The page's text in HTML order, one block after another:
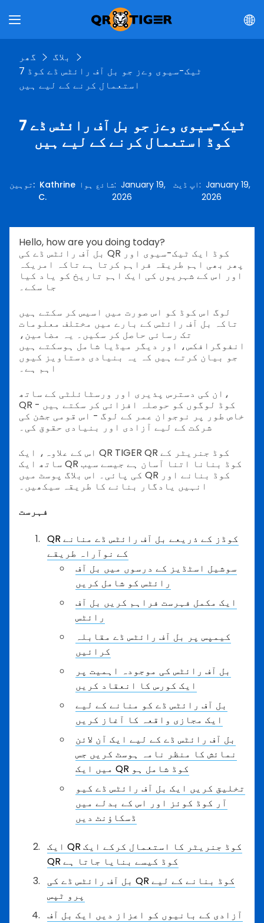
گھر
بلاگ
7 ٹیک-سیوی وےز جو بل آف رائٹس ڈے کوڈ
استعمال کرنے کے لیے ہیں
7 ٹیک-سیوی وےز جو بل آف رائٹس ڈے
کوڈ استعمال کرنے کے لیے ہیں
توہین: Kathrine
C.
شائع ہوا: January 19,
2026
اپ ڈیٹ: January 19,
2026
Hello, how are you doing today?
بل آف رائٹس ڈے کی QR کوڈ ایک ٹیک-سیوی اور
پھر بھی اہم طریقہ فراہم کرتا ہے تاکہ امریکہ
اور اس کے شہریوں کی ایک اہم تاریخ کو یاد کیا
جا سکے۔
لوگ اس کوڈ کو اس صورت میں اسیس کر سکتے ہیں
تاکہ بل آف رائٹس کے بارے میں مختلف معلومات
تک رسائی حاصل کر سکیں۔ یہ مضامین،
انفوگرافکس، اور دیگر میڈیا شامل ہوسکتے ہیں
جو بیان کرتے ہیں کہ یہ بنیادی دستاویز کیوں
اہم ہے۔
ان کی دسترس پذیری اور ورسٹائلٹی کے ساتھ،
QR کوڈ لوگوں کو حوصلہ افزائی کر سکتے ہیں -
خاص طور پر نوجوان عمر کے لوگ - اس قومی جشن کی
شرکت کے لیے آزادی اور بنیادی حقوق کی۔
اس کے علاوہ، ایک QR TIGER QR کوڈ جنریٹر کے
ساتھ ایک QR کوڈ بنانا اتنا آسان ہے جیسے سیب
کی پائی۔ اس بلاگ پوسٹ میں QR کوڈ بنانے اور
انہیں یادگار بنانے کا طریقہ سیکھیں۔
فہرست
QR کوڈز کے ذریعے بل آف رائٹس ڈے منانے
کے نوآراہ طریقے
سوشیل اسٹڈیز کے درسوں میں بل آف
رائٹس کو شامل کریں
ایک مکمل فہرست فراہم کریں بل آف
رائٹس
کیمپس پر بل آف رائٹس ڈے مقابلہ
کرائیں
بل آف رائٹس کی موجودہ اہمیت پر
ایک کورس کا انعقاد کریں
بل آف رائٹس ڈے کو منانے کے لیے
ایک مجازی واقعہ کا آغاز کریں
بل آف رائٹس ڈے کے لیے ایک آن لائن
نمائش کا منظر نامہ ہوسٹ کریں جس
میں ایک QR کوڈ شامل ہو
تخلیق کریں ایک بل آف رائٹس ڈے کیو
آر کوڈ کوئز اور اس کے بدلے میں
ڈسکاؤنٹ دیں
ایک QR کوڈ جنریٹر کا استعمال کرکے ایک
QR کوڈ کیسے بنایا جاتا ہے
بل آف رائٹس ڈے کی QR کوڈ بنانے کے لیے
پرو ٹپس
آزادی کے بانیوں کو اعزاز دیں ایک بل آف